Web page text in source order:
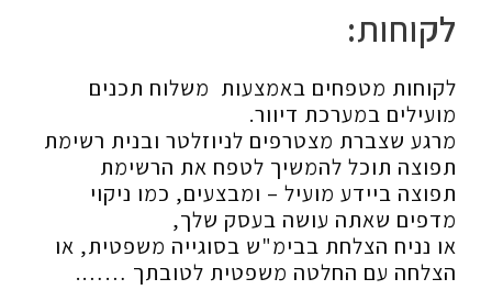
לקוחות:
לקוחות מטפחים באמצעות משלוח תכנים
מועילים במערכת דיוור.
מרגע שצברת מצטרפים לניוזלטר ובנית רשימת
תפוצה תוכל להמשיך לטפח את הרשימת
תפוצה ביידע מועיל – ומבצעים, כמו ניקוי
מדפים שאתה עושה בעסק שלך,
או נניח הצלחת בבימ"ש בסוגייה משפטית, או
הצלחה עם החלטה משפטית לטובתך …….